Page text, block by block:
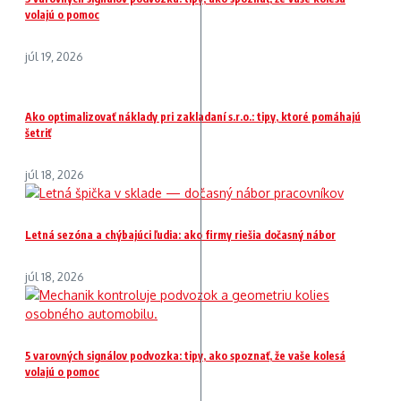
volajú o pomoc
júl 19, 2026
Ako optimalizovať náklady pri zakladaní s.r.o.: tipy, ktoré pomáhajú
šetriť
júl 18, 2026
Letná sezóna a chýbajúci ľudia: ako firmy riešia dočasný nábor
júl 18, 2026
5 varovných signálov podvozka: tipy, ako spoznať, že vaše kolesá
volajú o pomoc